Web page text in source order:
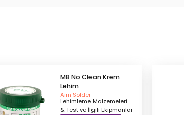
M8 No Clean Krem
Lehim
Aim Solder
Lehimleme Malzemeleri
& Test ve İlgili Ekipmanlar